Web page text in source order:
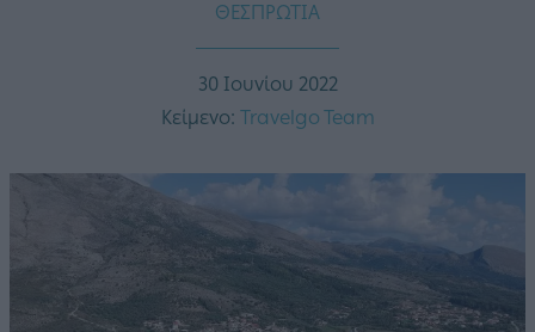
ΘΕΣΠΡΩΤΙΑ
30 Ιουνίου 2022
Κείμενο: Travelgo Team